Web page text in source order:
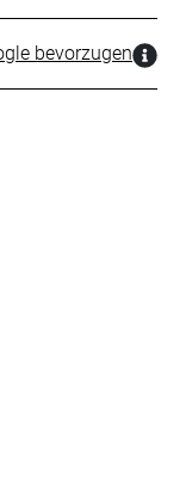
bevorzugen